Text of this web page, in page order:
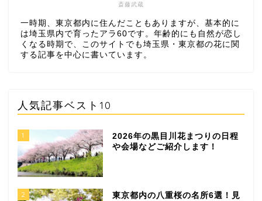
斎藤武蔵
一時期、東京都内に住んだこともありますが、基本的に
は埼玉県内で育ったアラ60です。年齢的にも自然が恋し
くなる時期で、このサイトでも埼玉県・東京都の花に関
する記事を中心に書いています。
人気記事ベスト10
1
2026年の黒目川花まつりの日程
や会場などご紹介します！
2
東京都内の八重桜の名所6選！見